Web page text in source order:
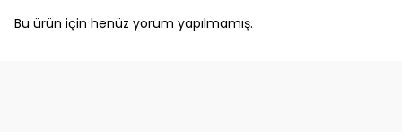
Bu ürün için henüz yorum yapılmamış.